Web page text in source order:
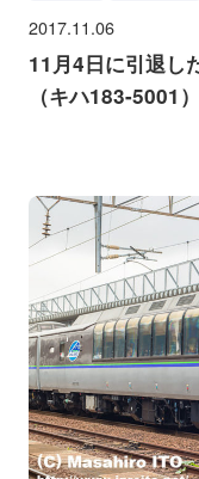
2017.11.06
11月4日に引退し
（キハ183-5001）